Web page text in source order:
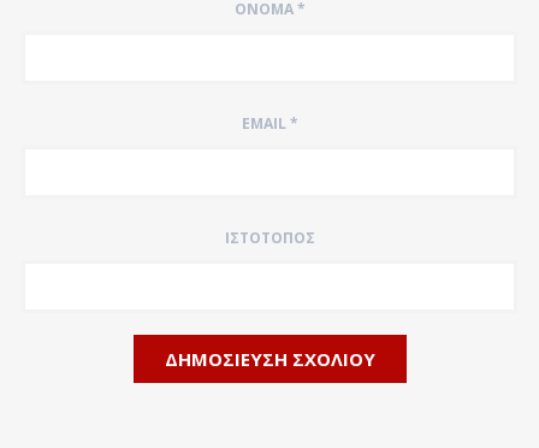
ΌΝΟΜΑ*
EMAIL*
ΙΣΤΌΤΟΠΟΣ